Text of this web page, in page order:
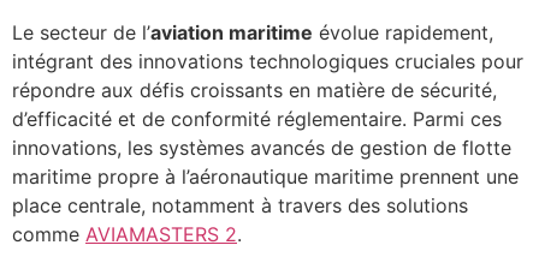
Le secteur de l’aviation maritime évolue rapidement,
intégrant des innovations technologiques cruciales pour
répondre aux défis croissants en matière de sécurité,
d’efficacité et de conformité réglementaire. Parmi ces
innovations, les systèmes avancés de gestion de flotte
maritime propre à l’aéronautique maritime prennent une
place centrale, notamment à travers des solutions
comme AVIAMASTERS 2.